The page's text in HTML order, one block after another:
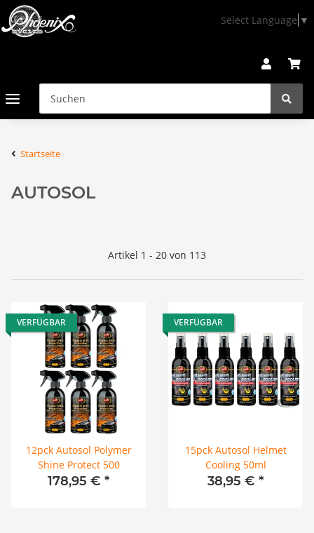
Select Language ▼
Startseite
AUTOSOL
Artikel 1 - 20 von 113
VERFÜGBAR
12pck Autosol Polymer
Shine Protect 500
178,95 € *
VERFÜGBAR
15pck Autosol Helmet
Cooling 50ml
38,95 € *